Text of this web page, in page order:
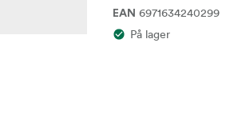
EAN 6971634240299
På lager